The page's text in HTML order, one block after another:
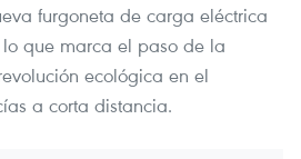
furgoneta de carga eléctrica
que marca el paso de la
ecológica en el
a corta distancia.